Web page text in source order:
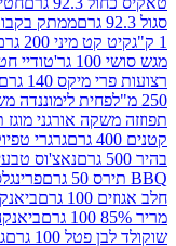
ממתק בקבוקי שעווה 39 גרם
200 גרם
איטריות אורז
טודיי חטיף חלבון קרמל
140 גרם
פחית
לימוננדה משקה אורגני מוגז-
מוגז תפוזי דם
גרגרי טפיוקה גדולים 400 גרם
נאצ'וס טבעי 50 גרם
פרינגלס סין פלפל
ביאנקה שוקולד מריר 72%
ביאנקה שוקולד לבן
גרם
גומי לעיסה